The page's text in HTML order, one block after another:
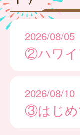
2026/08/05
②ハワイ
2026/08/10
③はじめ